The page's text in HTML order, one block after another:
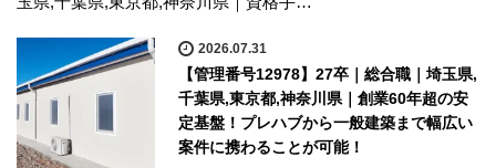
2026.07.31
【管理番号12978】27卒｜総合職｜埼玉県,
千葉県,東京都,神奈川県｜創業60年超の安
定基盤！プレハブから一般建築まで幅広い
案件に携わることが可能！